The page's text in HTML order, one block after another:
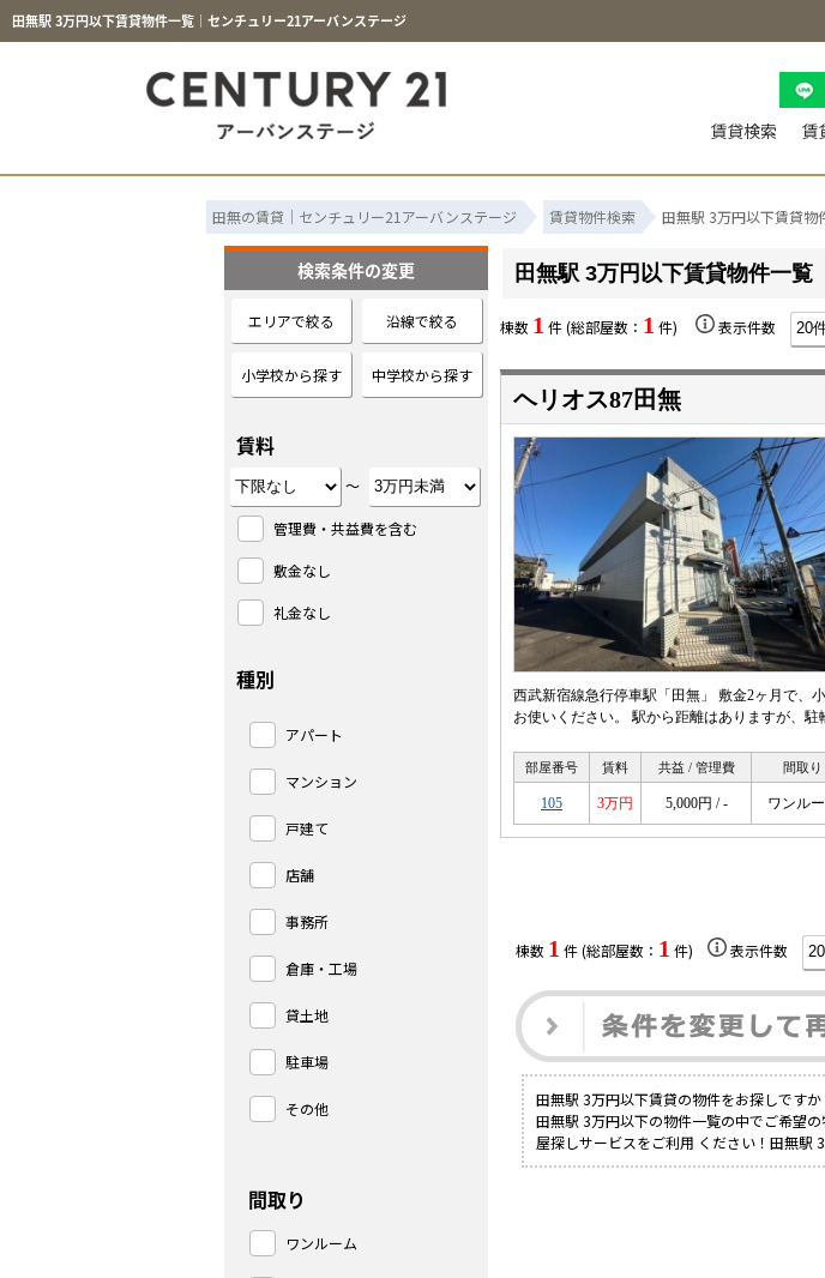
田無駅 3万円以下賃貸物件一覧｜センチュリー21アーバンステージ
賃貸検索 賃
田無の賃貸｜センチュリー21アーバンステージ 賃貸物件検索 田無駅 3万円以下賃貸物
田無駅 3万円以下賃貸物件一覧
棟数 1 件 (総部屋数： 1 件) 表示件数
ヘリオス87田無
西武新宿線急行停車駅「田無」 敷金2ヶ月で、
お使いください。 駅から距離はありますが、駐
部屋番号 賃料 共益 / 管理費 間取り
105 3万円 5,000円 / - ワンル
棟数 1 件 (総部屋数： 1 件) 表示件数
田無駅 3万円以下賃貸の物件をお探しです
田無駅 3万円以下の物件一覧の中でご希望
屋探しサービスをご利用 ください！田無駅
検索条件の変更
エリアで絞る 沿線で絞る
小学校から探す 中学校から探す
賃料
～
管理費・共益費を含む
敷金なし
礼金なし
種別
アパート
マンション
戸建て
店舗
事務所
倉庫・工場
貸土地
駐車場
その他
間取り
ワンルーム